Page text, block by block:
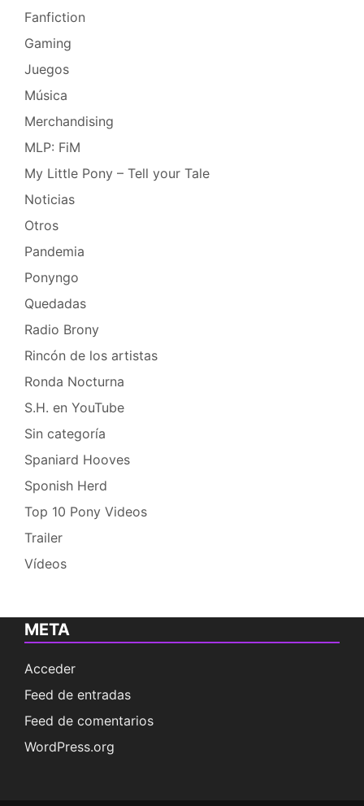
Fanfiction
Gaming
Juegos
Música
Merchandising
MLP: FiM
My Little Pony – Tell your Tale
Noticias
Otros
Pandemia
Ponyngo
Quedadas
Radio Brony
Rincón de los artistas
Ronda Nocturna
S.H. en YouTube
Sin categoría
Spaniard Hooves
Sponish Herd
Top 10 Pony Videos
Trailer
Vídeos
META
Acceder
Feed de entradas
Feed de comentarios
WordPress.org